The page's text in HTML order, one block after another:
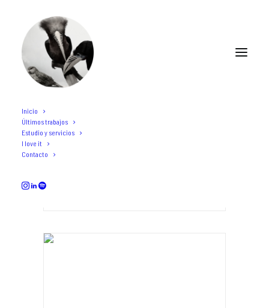
Inicio
Últimos trabajos
Estudio y servicios
I love it
Contacto